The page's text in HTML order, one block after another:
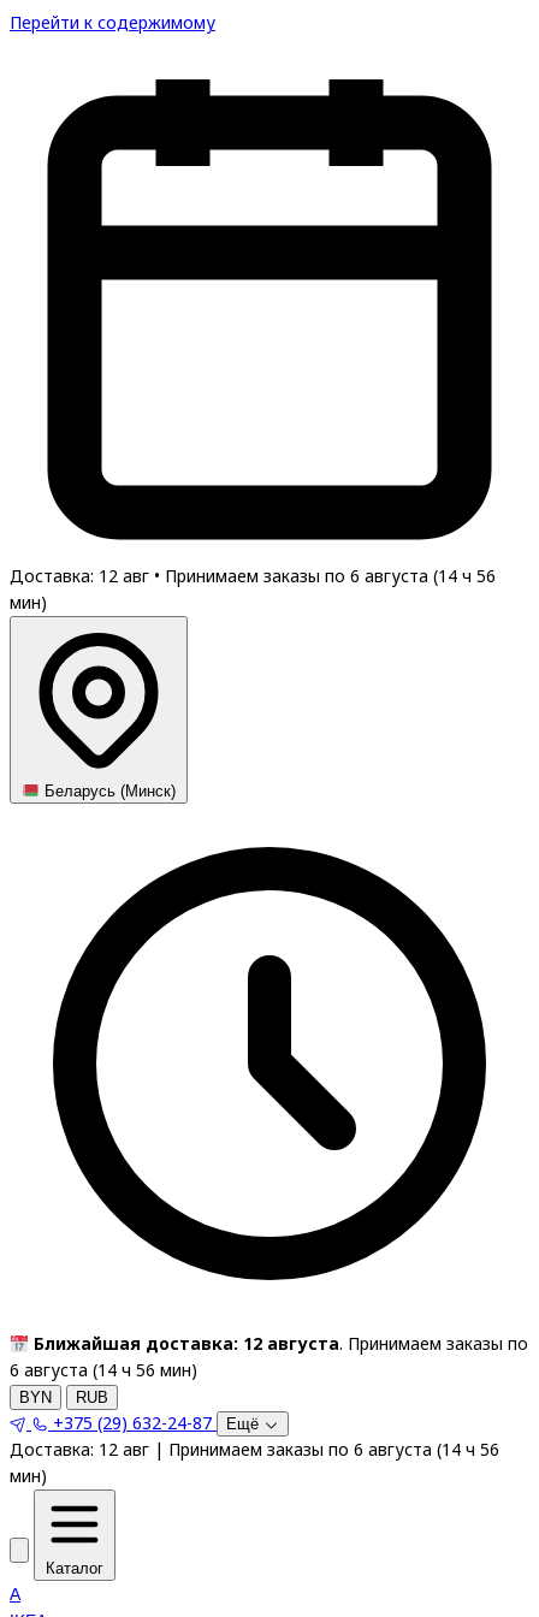
Перейти к содержимому
Доставка: 12 авг • Принимаем заказы по 6 августа (14 ч 56
мин)
Беларусь (Минск)
Ближайшая доставка: 12 августа. Принимаем заказы по
6 августа (14 ч 56 мин)
BYN RUB
+375 (29) 632-24-87 Ещё
Доставка: 12 авг | Принимаем заказы по 6 августа (14 ч 56
мин)
Каталог
A